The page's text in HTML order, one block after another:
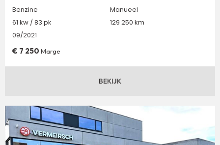
Benzine
Manueel
61 kw / 83 pk
129 250 km
09/2021
€ 7 250 Marge
BEKIJK